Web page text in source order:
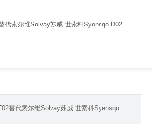
代索尔维Solvay苏威 世索科Syensqo D02
替代索尔维Solvay苏威 世索科Syensqo